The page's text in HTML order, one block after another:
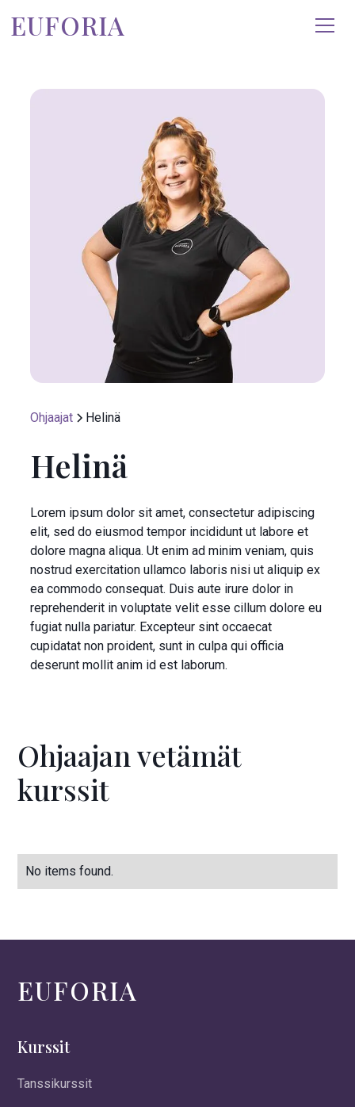
EUFORIA
Ohjaajat Helinä
Helinä
Lorem ipsum dolor sit amet, consectetur adipiscing
elit, sed do eiusmod tempor incididunt ut labore et
dolore magna aliqua. Ut enim ad minim veniam, quis
nostrud exercitation ullamco laboris nisi ut aliquip ex
ea commodo consequat. Duis aute irure dolor in
reprehenderit in voluptate velit esse cillum dolore eu
fugiat nulla pariatur. Excepteur sint occaecat
cupidatat non proident, sunt in culpa qui officia
deserunt mollit anim id est laborum.
Ohjaajan vetämät
kurssit
No items found.
EUFORIA
Kurssit
Tanssikurssit